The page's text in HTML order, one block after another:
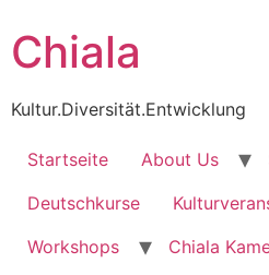
Inhalt
wechseln
Chiala
Kultur.Diversität.Entwicklung
Startseite About Us
Deutschkurse
Workshops
Chiala